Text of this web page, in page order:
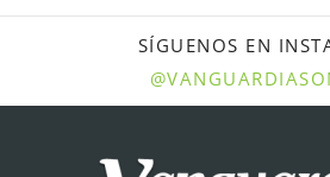
SÍGUENOS EN